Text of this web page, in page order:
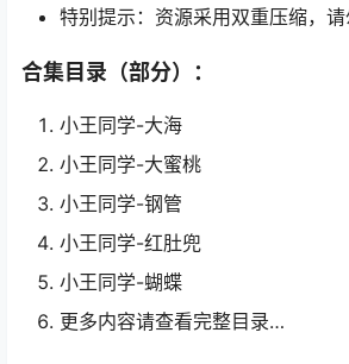
特别提示：资源采用双重压缩，请
合集目录（部分）：
小王同学-大海
小王同学-大蜜桃
小王同学-钢管
小王同学-红肚兜
小王同学-蝴蝶
更多内容请查看完整目录…